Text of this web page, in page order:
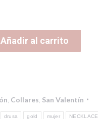
Añadir al carrito
Collares San Valentín
drusa gold mujer NECKLACE